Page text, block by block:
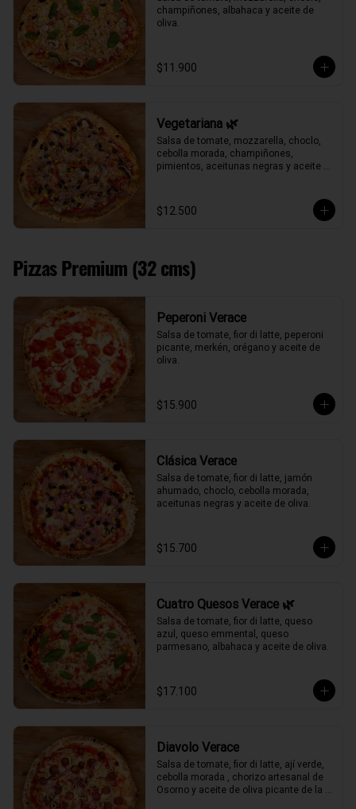
champiñones, albahaca y aceite de
oliva.
$11.900
Vegetariana 🌿
Salsa de tomate, mozzarella, choclo,
cebolla morada, champiñones,
pimientos, aceitunas negras y aceite
$12.500
Pizzas Premium (32 cms)
Peperoni Verace
Salsa de tomate, fior di latte, peperoni
picante, merkén, orégano y aceite de
oliva.
$15.900
Clásica Verace
Salsa de tomate, fior di latte, jamón
ahumado, choclo, cebolla morada,
aceitunas negras y aceite de oliva.
$15.700
Cuatro Quesos Verace 🌿
Salsa de tomate, fior di latte, queso
azul, queso emmental, queso
parmesano, albahaca y aceite de oliva.
$17.100
Diavolo Verace
Salsa de tomate, fior di latte, ají verde,
cebolla morada , chorizo artesanal de
Osorno y aceite de oliva picante de la